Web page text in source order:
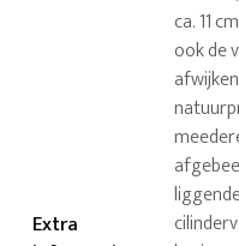
Extra
ca. 11
ook de